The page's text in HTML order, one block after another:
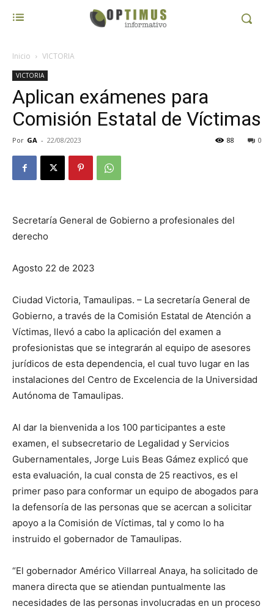
Inicio VICTORIA
VICTORIA
Aplican exámenes para
Comisión Estatal de Víctimas
Por GA - 22/08/2023 0
88
Secretaría General de Gobierno a profesionales del
derecho
Agosto 22 de 2023
Ciudad Victoria, Tamaulipas. – La secretaría General de
Gobierno, a través de la Comisión Estatal de Atención a
Víctimas, llevó a cabo la aplicación del examen a
profesionistas que se integrarán al equipo de asesores
jurídicos de esta dependencia, el cual tuvo lugar en las
instalaciones del Centro de Excelencia de la Universidad
Autónoma de Tamaulipas.
Al dar la bienvenida a los 100 participantes a este
examen, el subsecretario de Legalidad y Servicios
Gubernamentales, Jorge Luis Beas Gámez explicó que
esta evaluación, la cual consta de 25 reactivos, es el
primer paso para conformar un equipo de abogados para
la defensoría de las personas que se acercan a solicitar
apoyo a la Comisión de Víctimas, tal y como lo ha
instruido el gobernador de Tamaulipas.
“El gobernador Américo Villarreal Anaya, ha solicitado de
manera directa que se atiendan puntualmente las
necesidades de las personas involucradas en un proceso